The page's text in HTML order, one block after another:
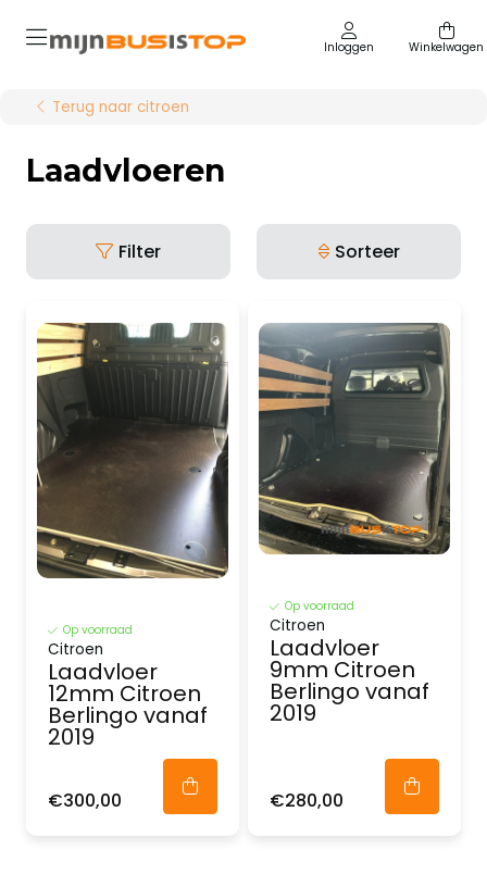
Inloggen Winkelwagen
Terug naar citroen
Laadvloeren
Filter Sorteer
Op voorraad
Citroen
Laadvloer
12mm Citroen
Berlingo vanaf
2019
€300,00
Op voorraad
Citroen
Laadvloer
9mm Citroen
Berlingo vanaf
2019
€280,00